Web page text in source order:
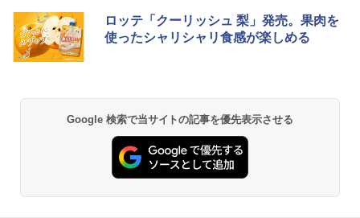
ロッテ「クーリッシュ 梨」発売。果肉を
使ったシャリシャリ食感が楽しめる
Google 検索で当サイトの記事を優先表示させる